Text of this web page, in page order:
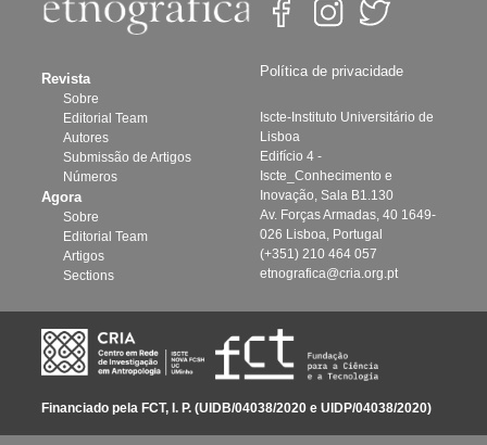
Revista
Sobre
Editorial Team
Autores
Submissão de Artigos
Números
Agora
Sobre
Editorial Team
Artigos
Sections
Política de privacidade
Iscte-Instituto Universitário de
Lisboa
Edifício 4 -
Iscte_Conhecimento e
Inovação, Sala B1.130
Av. Forças Armadas, 40 1649-
026 Lisboa, Portugal
(+351) 210 464 057
etnografica@cria.org.pt
Financiado pela FCT, I. P. (UIDB/04038/2020 e UIDP/04038/2020)